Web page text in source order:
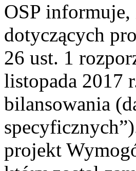
OSP
dotyczących
26 ust. 1
listopada 2017
bilansowania
projekt